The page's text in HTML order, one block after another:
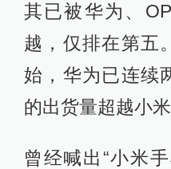
其已被华为、
越，仅排在第五
始，华为已连续
的出货量超越小米
曾经喊出“小米